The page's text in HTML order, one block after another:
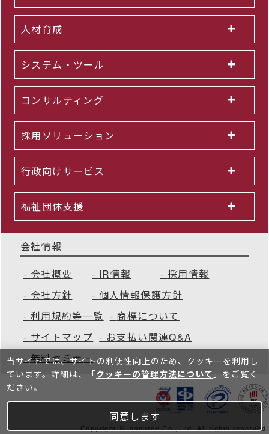
人材育成
システム・ツール
コンサルティング
採用ソリューション
行政向けサービス
福祉団体支援
会社情報
会社概要
IR情報
採用情報
会社方針
個人情報保護方針
利用規約等一覧
商標について
サイトマップ
お支払い関連Q&A
無料セミナー
Copyright © Insource Co., Ltd. All rights reserved.
当サイトでは、サイトの利便性向上のため、クッキーを利⽤し
ています。詳細は、「クッキーの管理方法について 」をご覧く
ださい。
同意します